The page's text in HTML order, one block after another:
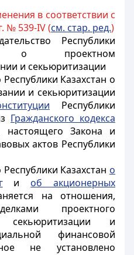
в соответствии с
№ 539-IV (см. стар. ред.)
Республики
о проектном
и секьюритизации
Казахстан о
и секьюритизации
Республики
Гражданского кодекса
настоящего Закона и
актов Республики
Казахстан о
и об акционерных
на отношения,
проектного
и
финансовой
не установлено